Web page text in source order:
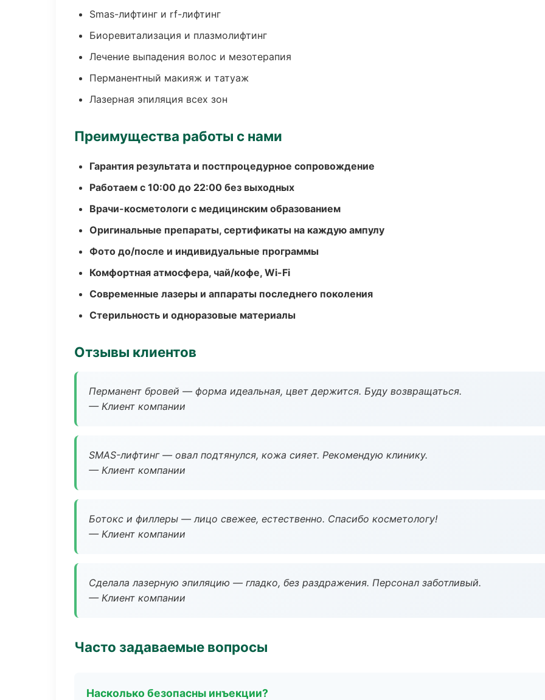
Smas-лифтинг и rf-лифтинг
Биоревитализация и плазмолифтинг
Лечение выпадения волос и мезотерапия
Перманентный макияж и татуаж
Лазерная эпиляция всех зон
Преимущества работы с нами
Гарантия результата и постпроцедурное сопровождение
Работаем с 10:00 до 22:00 без выходных
Врачи-косметологи с медицинским образованием
Оригинальные препараты, сертификаты на каждую ампулу
Фото до/после и индивидуальные программы
Комфортная атмосфера, чай/кофе, Wi-Fi
Современные лазеры и аппараты последнего поколения
Стерильность и одноразовые материалы
Отзывы клиентов
Перманент бровей — форма идеальная, цвет держится. Буду возвращаться.
— Клиент компании
SMAS-лифтинг — овал подтянулся, кожа сияет. Рекомендую клинику.
— Клиент компании
Ботокс и филлеры — лицо свежее, естественно. Спасибо косметологу!
— Клиент компании
Сделала лазерную эпиляцию — гладко, без раздражения. Персонал заботливый.
— Клиент компании
Часто задаваемые вопросы
Насколько безопасны инъекции?